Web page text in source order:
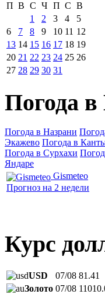
П В С Ч П С В
1
2 3 4
5
6
7 8 9 10 11 12
13 14 15 16 17 18 19
20 21 22 23 24 25 26
27 28 29 30 31
Погода в
Погода в Назрани
Экажево Погода в
Погода в Сурхахи
Яндаре
Gismeteo
Прогноз на 2 недели
Курс
USD 07/08 81.41
Золото 07/08